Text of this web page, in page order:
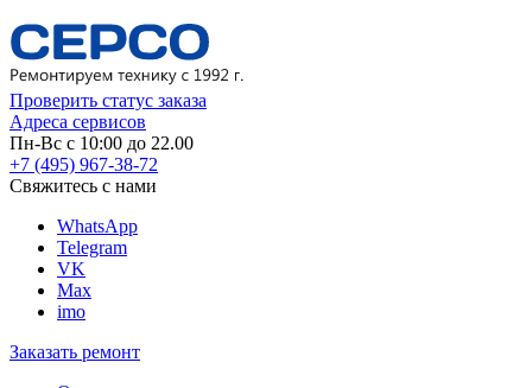
Проверить статус заказа
Адреса сервисов
Пн-Вс с 10:00 до 22.00
+7 (495) 967-38-72
Свяжитесь с нами
WhatsApp
Telegram
VK
Max
imo
Заказать ремонт